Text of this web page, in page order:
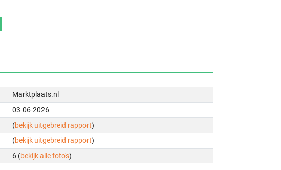
Marktplaats.nl
03-06-2026
(bekijk uitgebreid rapport)
(bekijk uitgebreid rapport)
6 (bekijk alle foto's)